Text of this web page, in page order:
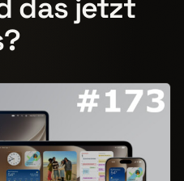
das jetzt